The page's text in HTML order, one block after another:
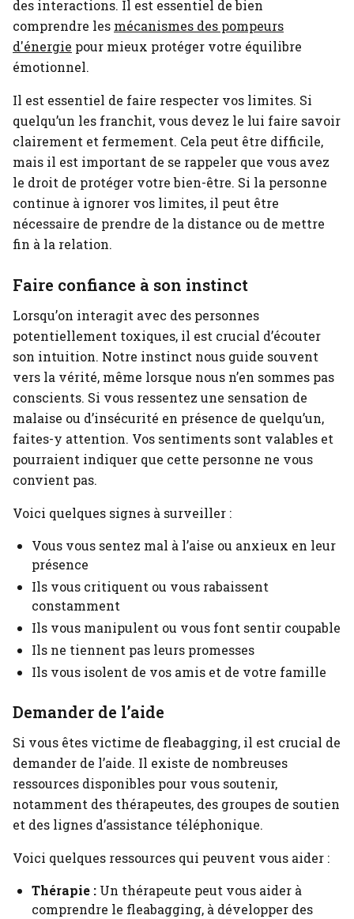
des interactions. Il est essentiel de bien
comprendre les mécanismes des pompeurs
d'énergie pour mieux protéger votre équilibre
émotionnel.
Il est essentiel de faire respecter vos limites. Si
quelqu’un les franchit, vous devez le lui faire savoir
clairement et fermement. Cela peut être difficile,
mais il est important de se rappeler que vous avez
le droit de protéger votre bien-être. Si la personne
continue à ignorer vos limites, il peut être
nécessaire de prendre de la distance ou de mettre
fin à la relation.
Faire confiance à son instinct
Lorsqu’on interagit avec des personnes
potentiellement toxiques, il est crucial d’écouter
son intuition. Notre instinct nous guide souvent
vers la vérité, même lorsque nous n’en sommes pas
conscients. Si vous ressentez une sensation de
malaise ou d’insécurité en présence de quelqu’un,
faites-y attention. Vos sentiments sont valables et
pourraient indiquer que cette personne ne vous
convient pas.
Voici quelques signes à surveiller :
Vous vous sentez mal à l’aise ou anxieux en leur
présence
Ils vous critiquent ou vous rabaissent
constamment
Ils vous manipulent ou vous font sentir coupable
Ils ne tiennent pas leurs promesses
Ils vous isolent de vos amis et de votre famille
Demander de l’aide
Si vous êtes victime de fleabagging, il est crucial de
demander de l’aide. Il existe de nombreuses
ressources disponibles pour vous soutenir,
notamment des thérapeutes, des groupes de soutien
et des lignes d’assistance téléphonique.
Voici quelques ressources qui peuvent vous aider :
Thérapie : Un thérapeute peut vous aider à
comprendre le fleabagging, à développer des